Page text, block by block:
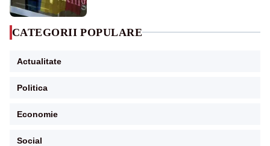
CATEGORII POPULARE
Actualitate
Politica
Economie
Social